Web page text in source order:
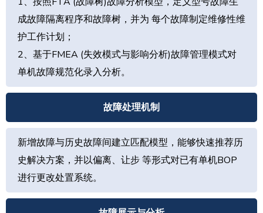
成故障隔离程序和故障树，并为 每个故障制定维修性维
护工作计划；
2、基于FMEA (失效模式与影响分析)故障管理模式对
单机故障规范化录入分析。
故障处理机制
新增故障与历史故障间建立匹配模型，能够快速推荐历
史解决方案，并以偏离、让步 等形式对已有单机BOP
进行更改处置系统。